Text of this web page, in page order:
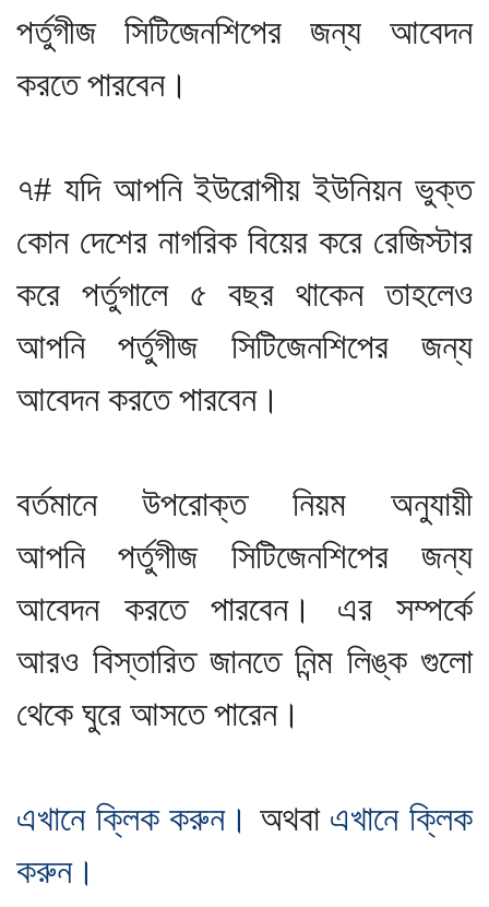
পর্তুগীজ সিটিজেনশিপের জন্য আবেদন
করতে পারবেন।
৭# যদি আপনি ইউরোপীয় ইউনিয়ন ভুক্ত
কোন দেশের নাগরিক বিয়ের করে রেজিস্টার
করে পর্তুগালে ৫ বছর থাকেন তাহলেও
আপনি পর্তুগীজ সিটিজেনশিপের জন্য
আবেদন করতে পারবেন।
বর্তমানে উপরোক্ত নিয়ম অনুযায়ী
আপনিপর্তুগীজ সিটিজেনশিপের জন্য
আবেদন করতে পারবেন। এর সম্পর্কে
আরও বিস্তারিত জানতে নিন্ম লিঙ্ক গুলো
থেকে ঘুরে আসতে পারেন।
এখানে ক্লিক করুন। অথবা এখানে ক্লিক
করুন।